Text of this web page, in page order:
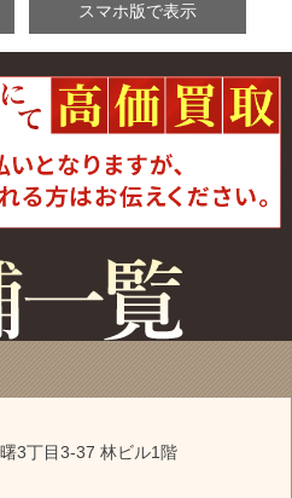
スマホ版で表示
3丁目3-37 林ビル1階